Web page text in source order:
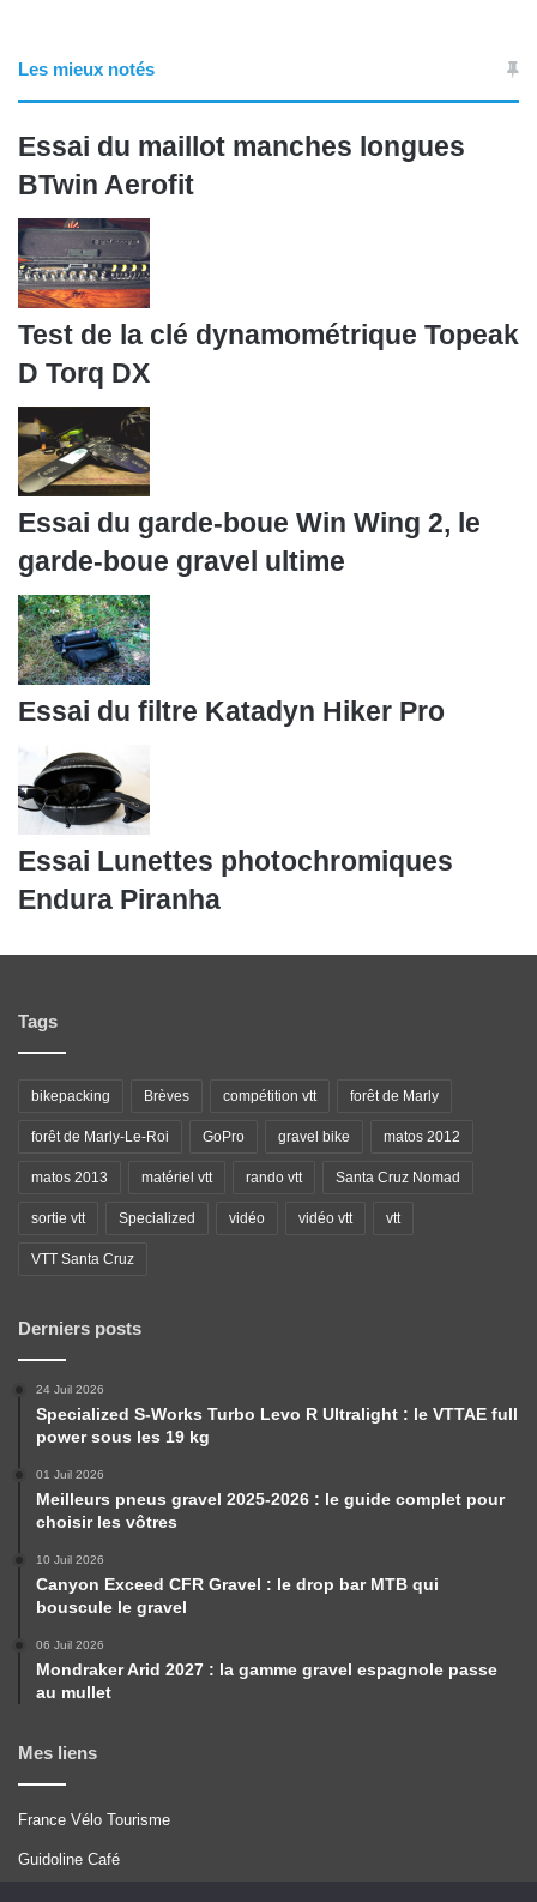
Les mieux notés
Essai du maillot manches longues
BTwin Aerofit
Test de la clé dynamométrique Topeak
D Torq DX
Essai du garde-boue Win Wing 2, le
garde-boue gravel ultime
Essai du filtre Katadyn Hiker Pro
Essai Lunettes photochromiques
Endura Piranha
Tags
bikepacking Brèves compétition vtt forêt de Marly
forêt de Marly-Le-Roi GoPro gravel bike matos 2012
matos 2013 matériel vtt rando vtt Santa Cruz Nomad
sortie vtt Specialized vidéo vidéo vtt vtt
VTT Santa Cruz
Derniers posts
24 Juil 2026
Specialized S-Works Turbo Levo R Ultralight : le VTTAE full
power sous les 19 kg
01 Juil 2026
Meilleurs pneus gravel 2025-2026 : le guide complet pour
choisir les vôtres
10 Juil 2026
Canyon Exceed CFR Gravel : le drop bar MTB qui
bouscule le gravel
06 Juil 2026
Mondraker Arid 2027 : la gamme gravel espagnole passe
au mullet
Mes liens
France Vélo Tourisme
Guidoline Café